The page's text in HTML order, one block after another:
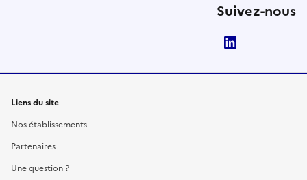
Suivez-nous
Liens du site
Nos établissements
Partenaires
Une question ?